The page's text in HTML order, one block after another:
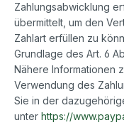
Zahlungsabwicklung
übermittelt, um den
Zahlart erfüllen zu
Grundlage des Art. 6
Nähere Informationen
Verwendung des
Sie in der
unter https://